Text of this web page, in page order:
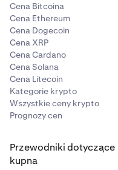
Cena Bitcoina
Cena Ethereum
Cena Dogecoin
Cena XRP
Cena Cardano
Cena Solana
Cena Litecoin
Kategorie krypto
Wszystkie ceny krypto
Prognozy cen
Przewodniki dotyczące
kupna